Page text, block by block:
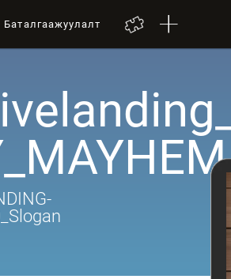
Баталгаажуулалт